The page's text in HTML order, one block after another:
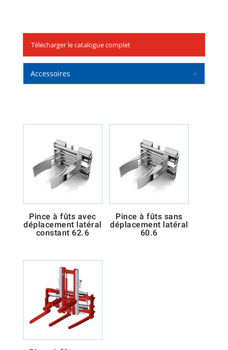
Télécharger le catalogue complet
Accessoires
Pince à fûts avec
déplacement latéral
constant 62.6
Pince à fûts sans
déplacement latéral
60.6